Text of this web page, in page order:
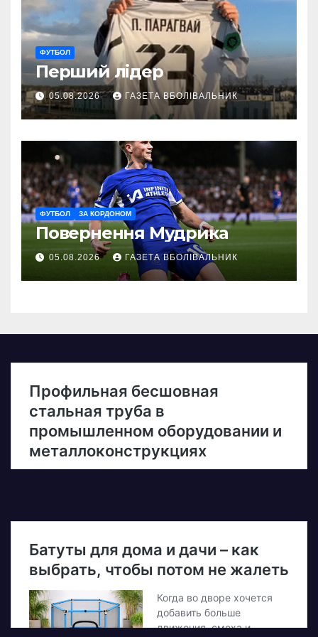
ФУТБОЛ
Перший лідер
05.08.2026 ГАЗЕТА ВБОЛІВАЛЬНИК
ФУТБОЛ ЗА КОРДОНОМ
Повернення Мудрика
05.08.2026 ГАЗЕТА ВБОЛІВАЛЬНИК